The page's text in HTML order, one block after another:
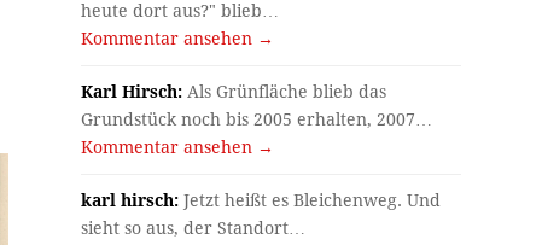
heute dort aus?" blieb…
Kommentar ansehen →
Karl Hirsch: Als Grünfläche blieb das
Grundstück noch bis 2005 erhalten, 2007…
Kommentar ansehen →
karl hirsch: Jetzt heißt es Bleichenweg. Und
sieht so aus, der Standort…